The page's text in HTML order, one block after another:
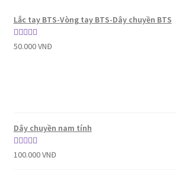
Lắc tay BTS-Vòng tay BTS-Dây chuyền BTS
Được xếp
50.000VNĐ
Dây chuyền nam tính
Được xếp
100.000VNĐ